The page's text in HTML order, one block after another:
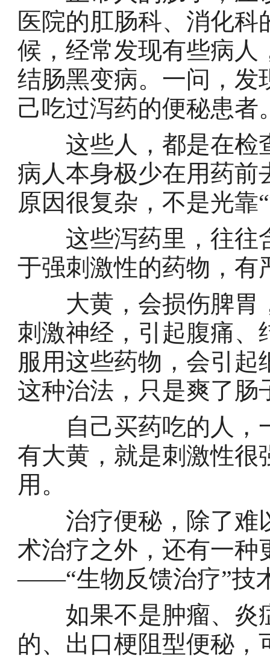
医院的肛肠科、消化
候，经常发现有些病人
结肠黑变病。一问，发
己吃过泻药的便秘患者
这些人，都是在检
病人本身极少在用药前
原因很复杂，不是光靠
这些泻药里，往往
于强刺激性的药物，有
大黄，会损伤脾胃
刺激神经，引起腹痛
服用这些药物，会引
这种治法，只是爽了肠
自己买药吃的人，
有大黄，就是刺激性很
用。
治疗便秘，除了难
术治疗之外，还有一种
——“生物反馈治疗”技
如果不是肿瘤、炎
的、出口梗阻型便秘